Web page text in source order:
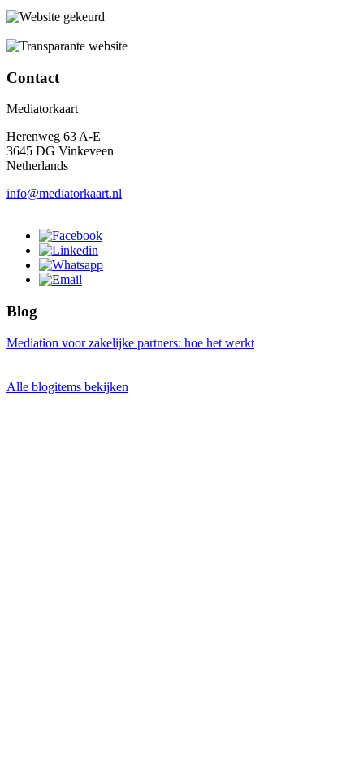
Contact
Mediatorkaart
Herenweg 63 A-E
3645 DG Vinkeveen
Netherlands
info@mediatorkaart.nl
Blog
Mediation voor zakelijke partners: hoe het werkt
Alle blogitems bekijken